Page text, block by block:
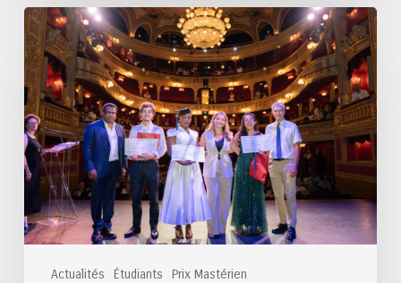
Actualités Étudiants Prix Mastérien
Félicitations
aux
lauréats
du
Prix
du
Mastérien
2025